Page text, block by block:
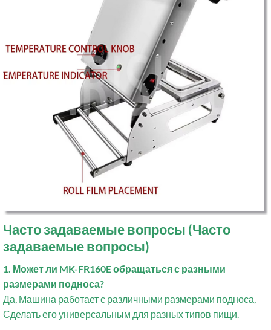
Часто задаваемые вопросы (Часто
задаваемые вопросы)
1. Может ли MK-FR160E обращаться с разными
размерами подноса?
Да, Машина работает с различными размерами подноса,
Сделать его универсальным для разных типов пищи.